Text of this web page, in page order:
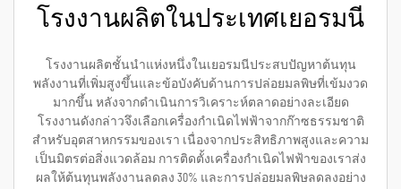
โรงงานผลิตในประเทศเยอรมนี
โรงงานผลิตชั้นนำแห่งหนึ่งในเยอรมนีประสบปัญหาต้นทุน
พลังงานที่เพิ่มสูงขึ้นและข้อบังคับด้านการปล่อยมลพิษที่เข้มงวด
มากขึ้น หลังจากดำเนินการวิเคราะห์ตลาดอย่างละเอียด
โรงงานดังกล่าวจึงเลือกเครื่องกำเนิดไฟฟ้าจากก๊าซธรรมชาติ
สำหรับอุตสาหกรรมของเรา เนื่องจากประสิทธิภาพสูงและความ
เป็นมิตรต่อสิ่งแวดล้อม การติดตั้งเครื่องกำเนิดไฟฟ้าของเราส่ง
ผลให้ต้นทุนพลังงานลดลง 30% และการปล่อยมลพิษลดลงอย่าง